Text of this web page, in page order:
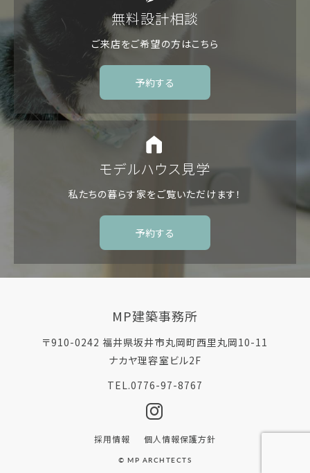
無料設計相談
ご来店をご希望の方はこちら
予約する
モデルハウス見学
私たちの暮らす家をご覧いただけます！
予約する
MP建築事務所
〒910-0242 福井県坂井市丸岡町西里丸岡10-11
ナカヤ理容室ビル2F
TEL.0776-97-8767
採用情報 個人情報保護方針
© MP ARCHTECTS